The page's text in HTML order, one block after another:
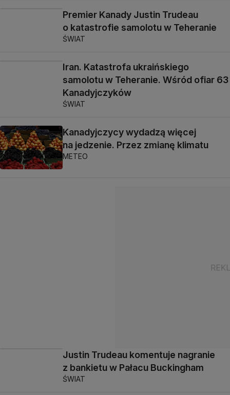
Premier Kanady Justin Trudeau
o katastrofie samolotu w Teheranie
ŚWIAT
Iran. Katastrofa ukraińskiego
samolotu w Teheranie. Wśród ofiar 63
Kanadyjczyków
ŚWIAT
Kanadyjczycy wydadzą więcej
na jedzenie. Przez zmianę klimatu
METEO
Justin Trudeau komentuje nagranie
z bankietu w Pałacu Buckingham
ŚWIAT